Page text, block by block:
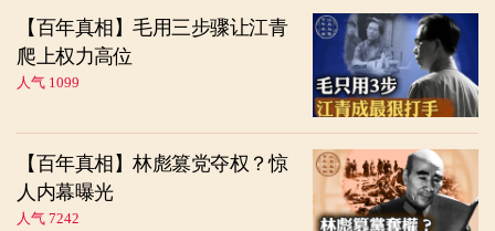
【百年真相】毛用三步骤让江青
爬上权力高位
人气 1099
【百年真相】林彪篡党夺权？惊
人内幕曝光
人气 7242